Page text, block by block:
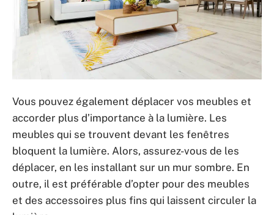
Vous pouvez également déplacer vos meubles et
accorder plus d’importance à la lumière. Les
meubles qui se trouvent devant les fenêtres
bloquent la lumière. Alors, assurez-vous de les
déplacer, en les installant sur un mur sombre. En
outre, il est préférable d’opter pour des meubles
et des accessoires plus fins qui laissent circuler la